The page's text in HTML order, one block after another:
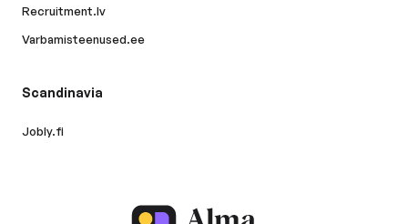
Recruitment.lv
Varbamisteenused.ee
Scandinavia
Jobly.fi